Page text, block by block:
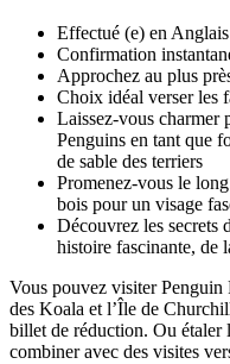
Effectué (e) en Anglais
Confirmation
Approchez au plus
Choix idéal verser les
Laissez-vous charmer
Penguins en tant que
de sable des terriers
Promenez-vous le
bois pour un visage
Découvrez les secrets
histoire fascinante, de
Vous pouvez visiter
des Koala et l’Île de
billet de réduction. Ou étaler
combiner avec des visites